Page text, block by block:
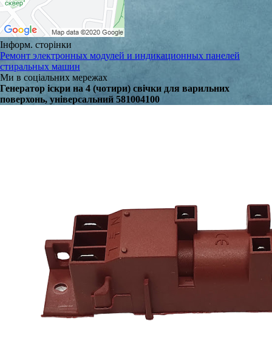
Інформ. сторінки
Ремонт электронных модулей и индикационных панелей
стиральных машин
Ми в соціальних мережах
Генератор іскри на 4 (чотири) свічки для варильних
поверхонь, універсальний 581004100